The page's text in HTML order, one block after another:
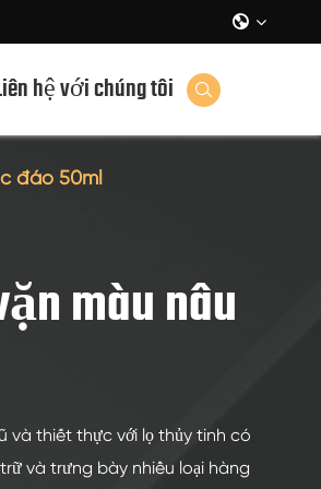

hệ với chúng tôi 
đáo 50ml
màu nâu
và thiết thực với lọ thủy tinh có
và trưng bày nhiều loại hàng